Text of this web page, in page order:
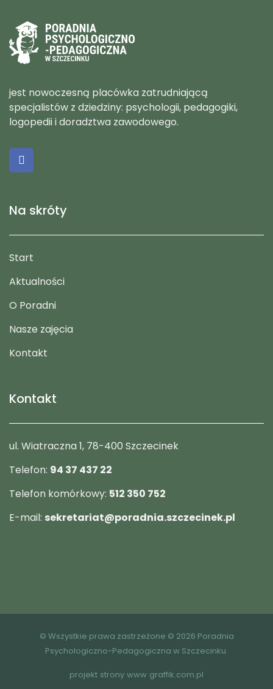
jest nowoczesną placówka zatrudniającą
specjalistów z dziedziny: psychologii, pedagogiki,
logopedii i doradztwa zawodowego.
Na skróty
Start
Aktualności
O Poradni
Nasze zajęcia
Kontakt
Kontakt
ul. Wiatraczna 1, 78-400 Szczecinek
Telefon: 94 37 437 22
Telefon komórkowy: 512 350 752
E-mail: sekretariat@poradnia.szczecinek.pl
© Wszystkie prawa zastrzeżone © 2026 Poradnia
Psychologiczno-Pedagogiczna w Szczecinku.
projekt strony www graffik.com.pl